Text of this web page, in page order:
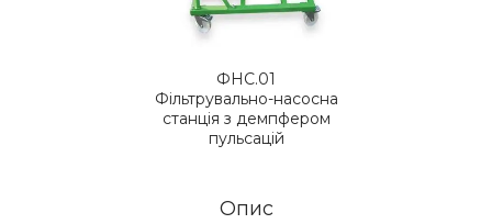
ФНС.01
Фільтрувально-насосна
станція з демпфером
пульсацій
Опис